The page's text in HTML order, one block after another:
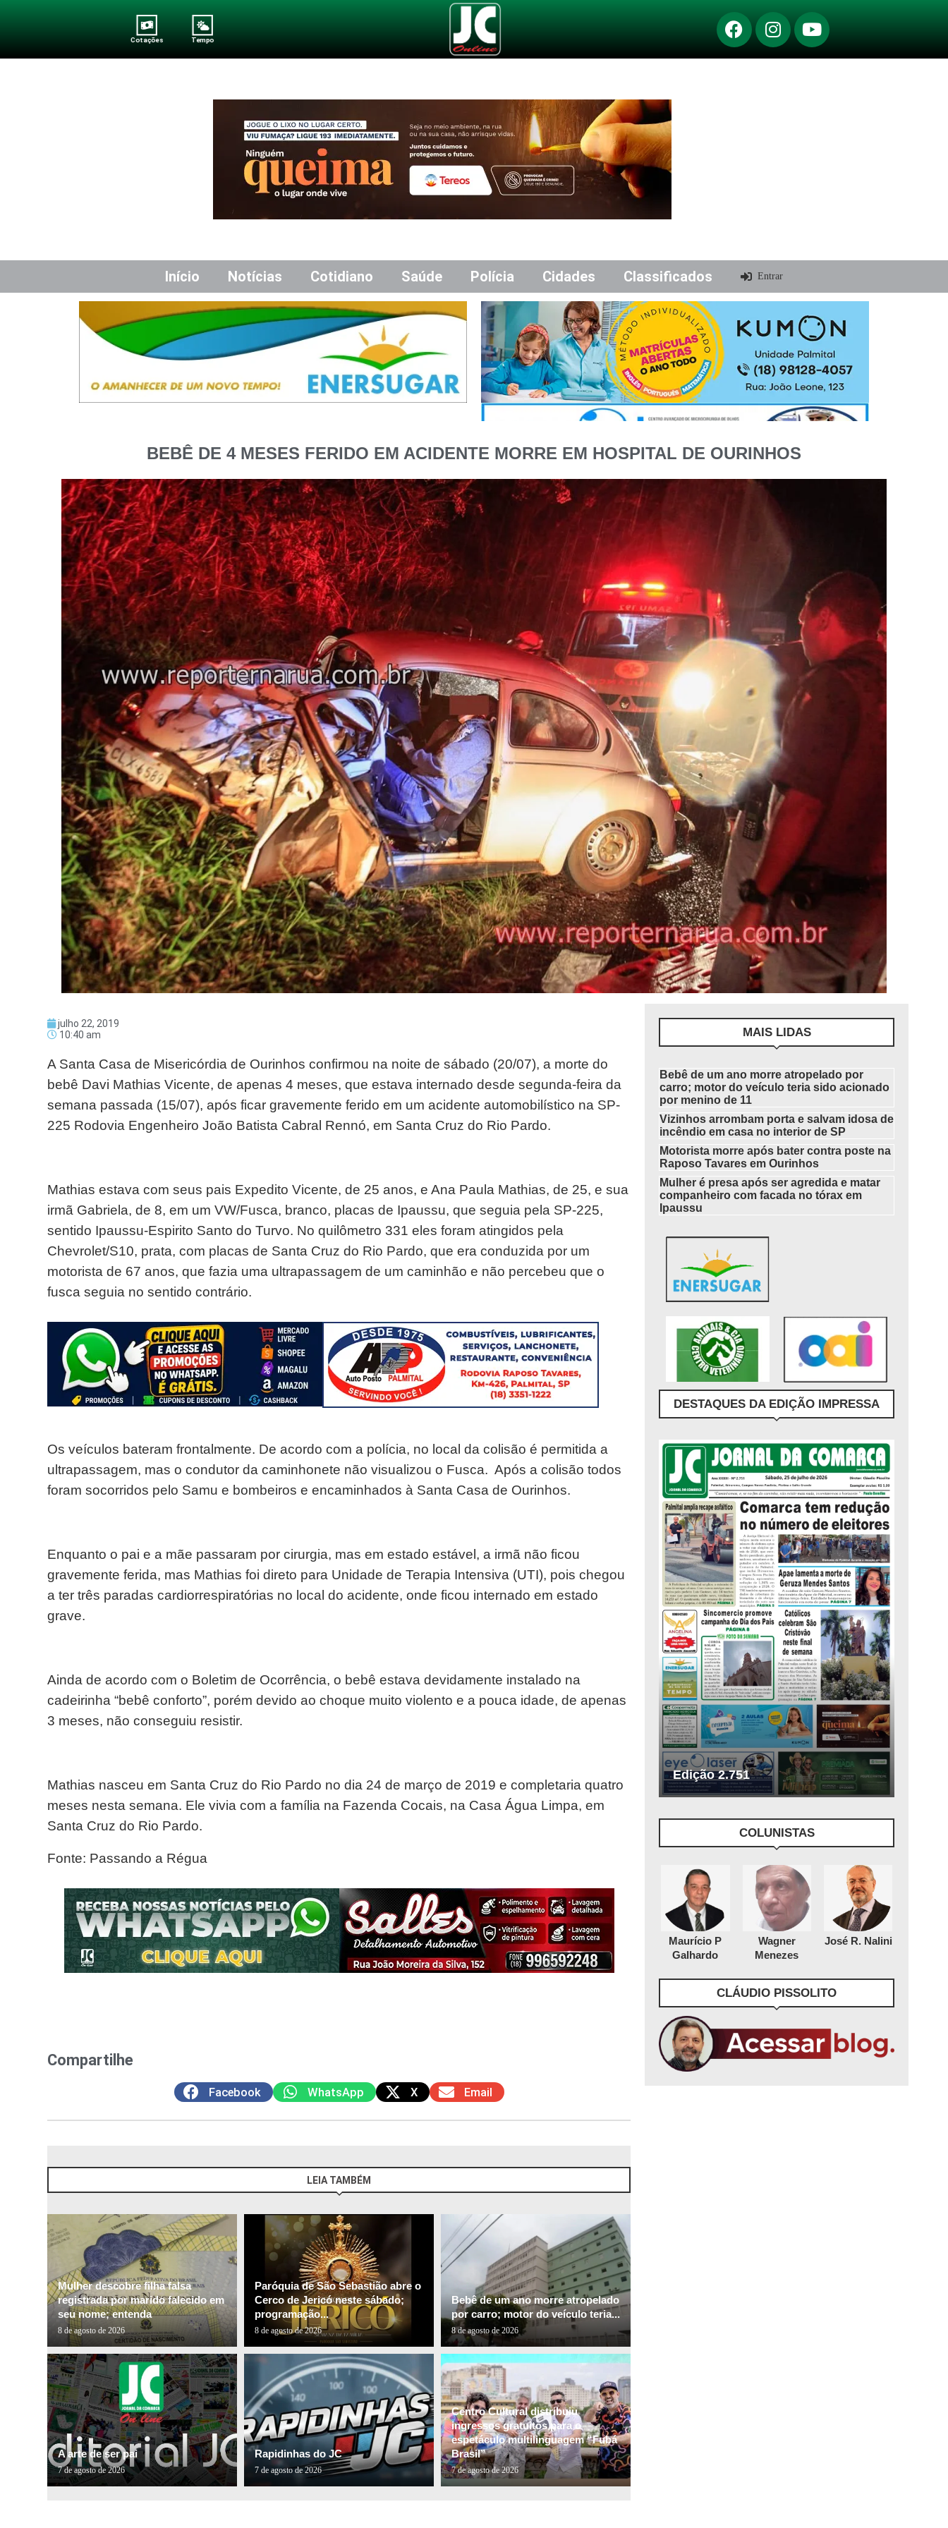
Cotações Tempo
Início Notícias Cotidiano Saúde Polícia Cidades Classificados Entrar
BEBÊ DE 4 MESES FERIDO EM ACIDENTE MORRE EM HOSPITAL DE OURINHOS
julho 22, 2019
10:40 am
A Santa Casa de Misericórdia de Ourinhos confirmou na noite de sábado (20/07), a morte do
bebê Davi Mathias Vicente, de apenas 4 meses, que estava internado desde segunda-feira da
semana passada (15/07), após ficar gravemente ferido em um acidente automobilístico na SP-
225 Rodovia Engenheiro João Batista Cabral Rennó, em Santa Cruz do Rio Pardo.
Mathias estava com seus pais Expedito Vicente, de 25 anos, e Ana Paula Mathias, de 25, e sua
irmã Gabriela, de 8, em um VW/Fusca, branco, placas de Ipaussu, que seguia pela SP-225,
sentido Ipaussu-Espirito Santo do Turvo. No quilômetro 331 eles foram atingidos pela
Chevrolet/S10, prata, com placas de Santa Cruz do Rio Pardo, que era conduzida por um
motorista de 67 anos, que fazia uma ultrapassagem de um caminhão e não percebeu que o
fusca seguia no sentido contrário.
Os veículos bateram frontalmente. De acordo com a polícia, no local da colisão é permitida a
ultrapassagem, mas o condutor da caminhonete não visualizou o Fusca. Após a colisão todos
foram socorridos pelo Samu e bombeiros e encaminhados à Santa Casa de Ourinhos.
Enquanto o pai e a mãe passaram por cirurgia, mas em estado estável, a irmã não ficou
gravemente ferida, mas Mathias foi direto para Unidade de Terapia Intensiva (UTI), pois chegou
a ter três paradas cardiorrespiratórias no local do acidente, onde ficou internado em estado
grave.
Ainda de acordo com o Boletim de Ocorrência, o bebê estava devidamente instalado na
cadeirinha “bebê conforto”, porém devido ao choque muito violento e a pouca idade, de apenas
3 meses, não conseguiu resistir.
Mathias nasceu em Santa Cruz do Rio Pardo no dia 24 de março de 2019 e completaria quatro
meses nesta semana. Ele vivia com a família na Fazenda Cocais, na Casa Água Limpa, em
Santa Cruz do Rio Pardo.
Fonte: Passando a Régua
Compartilhe
Facebook WhatsApp X Email
LEIA TAMBÉM
Mulher descobre filha falsa
registrada por marido falecido em
seu nome; entenda
8 de agosto de 2026
Paróquia de São Sebastião abre o
Cerco de Jericó neste sábado;
programação...
8 de agosto de 2026
Bebê de um ano morre atropelado
por carro; motor do veículo teria...
8 de agosto de 2026
A arte de ser pai
7 de agosto de 2026
Rapidinhas do JC
7 de agosto de 2026
Centro Cultural distribuiu
ingressos gratuitos para o
espetáculo multilinguagem “Fubá
Brasil”
7 de agosto de 2026
MAIS LIDAS
Bebê de um ano morre atropelado por
carro; motor do veículo teria sido acionado
por menino de 11
Vizinhos arrombam porta e salvam idosa de
incêndio em casa no interior de SP
Motorista morre após bater contra poste na
Raposo Tavares em Ourinhos
Mulher é presa após ser agredida e matar
companheiro com facada no tórax em
Ipaussu
DESTAQUES DA EDIÇÃO IMPRESSA
Edição 2.751
COLUNISTAS
Maurício P
Galhardo
Wagner
Menezes
José R. Nalini
CLÁUDIO PISSOLITO